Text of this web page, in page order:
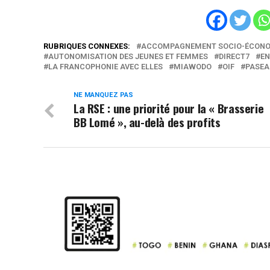
RUBRIQUES CONNEXES:
ACCOMPAGNEMENT SOCIO-
AUTONOMISATION DES JEUNES ET FEMMES
DIRECT7
LA FRANCOPHONIE AVEC ELLES
MIAWODO OIF
NE MANQUEZ PAS
La RSE : une priorité pour la « Brasserie
BB Lomé », au-delà des profits